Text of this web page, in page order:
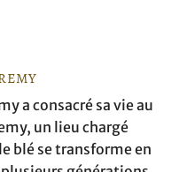
a consacré sa vie au
un lieu chargé
blé se transforme en